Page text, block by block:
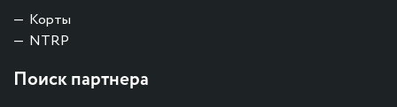
Корты
NTRP
Поиск партнера